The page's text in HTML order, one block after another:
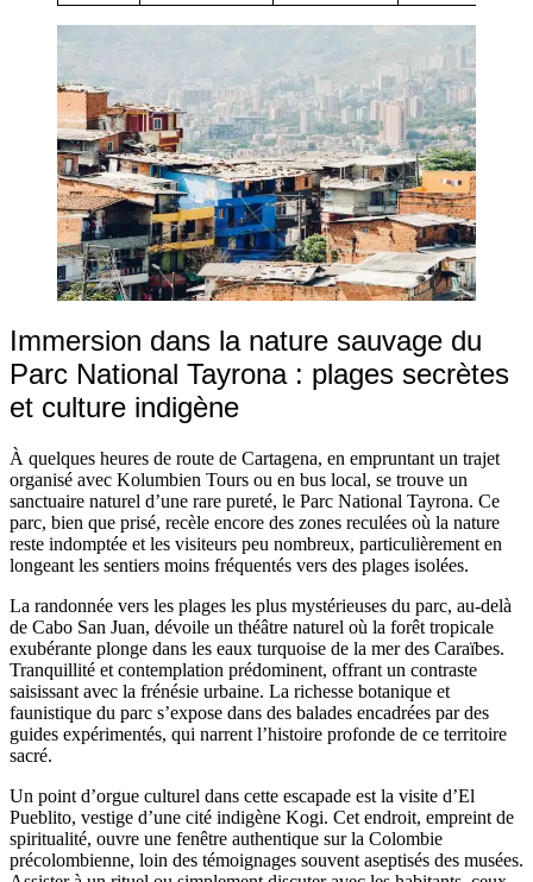
Immersion dans la nature sauvage du
Parc National Tayrona : plages secrètes
et culture indigène
À quelques heures de route de Cartagena, en empruntant un trajet
organisé avec Kolumbien Tours ou en bus local, se trouve un
sanctuaire naturel d’une rare pureté, le Parc National Tayrona. Ce
parc, bien que prisé, recèle encore des zones reculées où la nature
reste indomptée et les visiteurs peu nombreux, particulièrement en
longeant les sentiers moins fréquentés vers des plages isolées.
La randonnée vers les plages les plus mystérieuses du parc, au-delà
de Cabo San Juan, dévoile un théâtre naturel où la forêt tropicale
exubérante plonge dans les eaux turquoise de la mer des Caraïbes.
Tranquillité et contemplation prédominent, offrant un contraste
saisissant avec la frénésie urbaine. La richesse botanique et
faunistique du parc s’expose dans des balades encadrées par des
guides expérimentés, qui narrent l’histoire profonde de ce territoire
sacré.
Un point d’orgue culturel dans cette escapade est la visite d’El
Pueblito, vestige d’une cité indigène Kogi. Cet endroit, empreint de
spiritualité, ouvre une fenêtre authentique sur la Colombie
précolombienne, loin des témoignages souvent aseptisés des musées.